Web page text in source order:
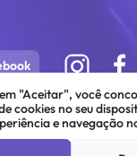
"Aceitar", você
cookies no seu
e navegação
| Todos os direitos